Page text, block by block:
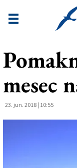
Novice
Goriška
Še
mesec
23. jun. 2018 | 10:55